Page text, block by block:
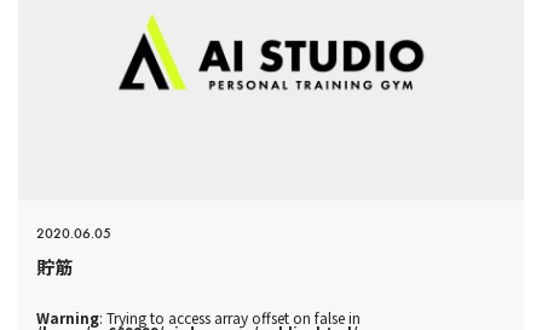
2020.06.05
貯筋
Warning: Trying to access array offset on false in